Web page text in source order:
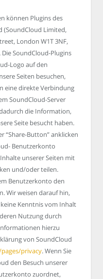
können Plugins des
(SoundCloud Limited,
London W1T 3NF,
SoundCloud-Plugins
Logo auf den
Seiten besuchen,
eine direkte Verbindung
SoundCloud-Server
die Information,
Seite besucht haben.
“Share-Button” anklicken
Benutzerkonto
unserer Seiten mit
und/oder teilen.
Benutzerkonto den
Wir weisen darauf hin,
Kenntnis vom Inhalt
Nutzung durch
hierzu
von SoundCloud
privacy. Wenn Sie
den Besuch unserer
zuordnet,